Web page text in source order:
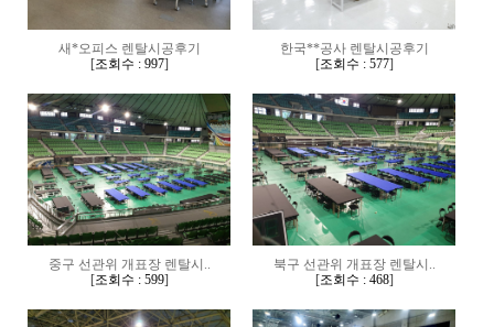
새*오피스 렌탈시공후기
[조회수 : 997]
한국**공사 렌탈시공후기
[조회수 : 577]
중구 선관위 개표장 렌탈시..
[조회수 : 599]
북구 선관위 개표장 렌탈시..
[조회수 : 468]